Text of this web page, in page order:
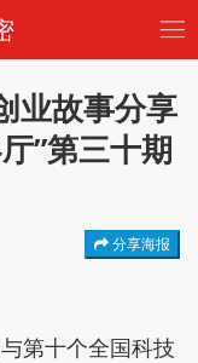
业故事分享
”第三十期
分享海报
第十个全国科技